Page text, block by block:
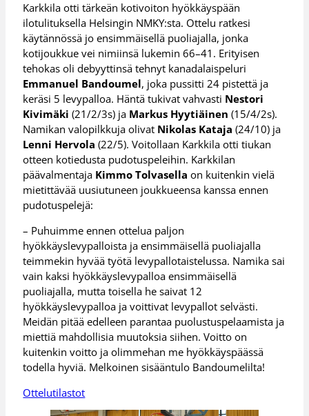
Karkkila otti tärkeän kotivoiton hyökkäyspään
ilotulituksella Helsingin NMKY:sta. Ottelu ratkesi
käytännössä jo ensimmäisellä puoliajalla, jonka
kotijoukkue vei nimiinsä lukemin 66–41. Erityisen
tehokas oli debyyttinsä tehnyt kanadalaispeluri
Emmanuel Bandoumel, joka pussitti 24 pistettä ja
keräsi 5 levypalloa. Häntä tukivat vahvasti Nestori
Kivimäki(21/2/3s) ja Markus Hyytiäinen(15/4/2s).
Namikan valopilkkuja olivat Nikolas Kataja(24/10) ja
Lenni Hervola(22/5). Voitollaan Karkkila otti tiukan
otteen kotiedusta pudotuspeleihin. Karkkilan
päävalmentaja Kimmo Tolvasellaon kuitenkin vielä
mietittävää uusiutuneen joukkueensa kanssa ennen
pudotuspelejä:
– Puhuimme ennen ottelua paljon
hyökkäyslevypalloista ja ensimmäisellä puoliajalla
teimmekin hyvää työtä levypallotaistelussa. Namika sai
vain kaksi hyökkäyslevypalloa ensimmäisellä
puoliajalla, mutta toisella he saivat 12
hyökkäyslevypalloa ja voittivat levypallot selvästi.
Meidän pitää edelleen parantaa puolustuspelaamista ja
miettiä mahdollisia muutoksia siihen. Voitto on
kuitenkin voitto ja olimmehan me hyökkäyspäässä
todella hyviä. Melkoinen sisääntulo Bandoumelilta!
Ottelutilastot